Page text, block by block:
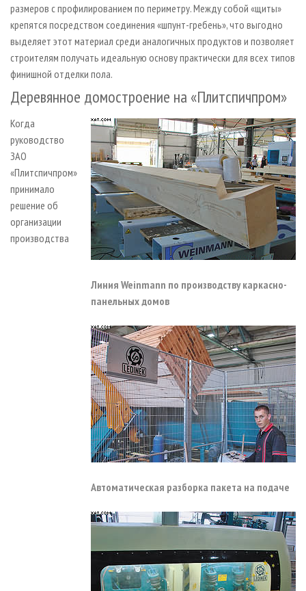
размеров с профилированием по периметру. Между собой «щиты»
крепятся посредством соединения «шпунт-гребень», что выгодно
выделяет этот материал среди аналогичных продуктов и позволяет
строителям получать идеальную основу практически для всех типов
финишной отделки пола.
Деревянное домостроение на «Плитспичпром»
Линия Weinmann по производству каркасно-
панельных домов
Автоматическая разборка пакета на подаче
Когда
руководство
ЗАО
«Плитспичпром»
принимало
решение об
организации
производства